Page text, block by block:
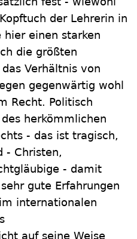
der Lehrerin in
hier einen starken
die größten
Verhältnis von
gegenwärtig wohl
Recht. Politisch
herkömmlichen
- das ist tragisch,
- Christen,
- damit
gute Erfahrungen
internationalen
auf seine Weise